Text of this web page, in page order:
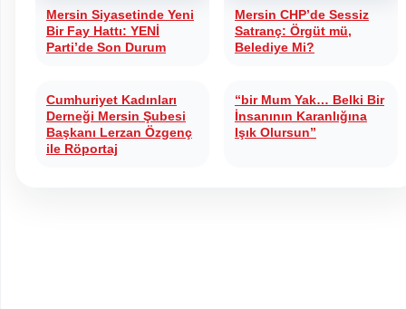
Mersin Siyasetinde Yeni
Bir Fay Hattı: YENİ
Parti’de Son Durum
Mersin CHP’de Sessiz
Satranç: Örgüt mü,
Belediye Mi?
Cumhuriyet Kadınları
Derneği Mersin Şubesi
Başkanı Lerzan Özgenç
ile Röportaj
“bir Mum Yak… Belki Bir
İnsanının Karanlığına
Işık Olursun”